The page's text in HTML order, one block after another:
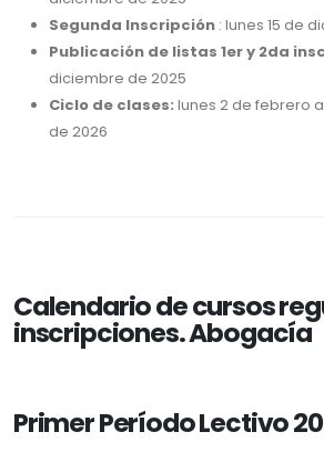
Segunda Inscripción : lunes 15 de
Publicación de listas 1er y 2da
diciembre de 2025
Ciclo de clases: lunes 2 de febrero
de 2026
Calendario de cursos
inscripciones. Abogacía
Primer Período Lectivo